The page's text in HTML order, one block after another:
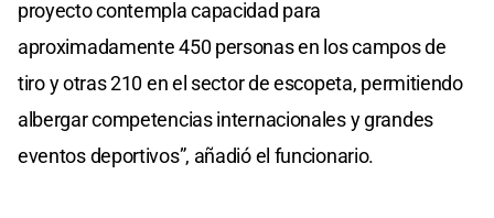
proyecto contempla capacidad para
aproximadamente 450 personas en los campos de
tiro y otras 210 en el sector de escopeta, permitiendo
albergar competencias internacionales y grandes
eventos deportivos”, añadió el funcionario.